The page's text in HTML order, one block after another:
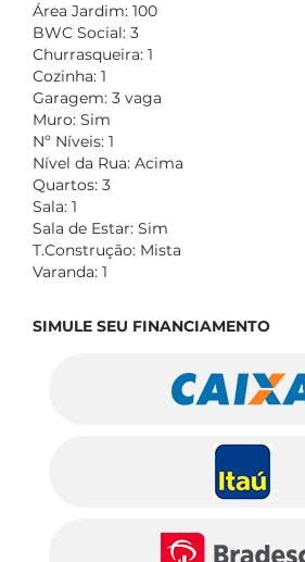
Área Jardim: 100
BWC Social: 3
Churrasqueira: 1
Cozinha: 1
Garagem: 3 vaga
Muro: Sim
Nº Níveis: 1
Nível da Rua: Acima
Quartos: 3
Sala: 1
Sala de Estar: Sim
T.Construção: Mista
Varanda: 1
SIMULE SEU FINANCIAMENTO